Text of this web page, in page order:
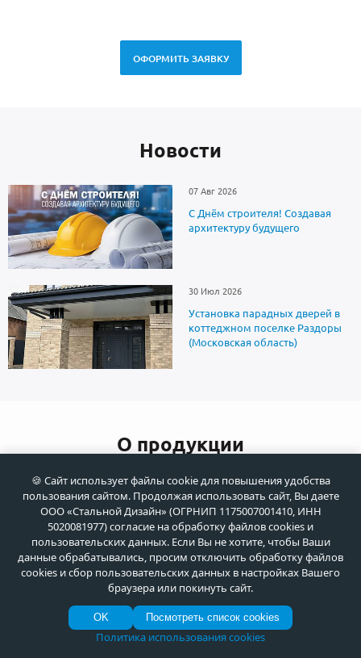
ОФОРМИТЬ ЗАЯВКУ
Новоcти
07 Авг 2026
С Днём строителя! Создавая
архитектуру будущего
30 Июл 2026
Установка парадных дверей в
коттеджном поселке Раздоры
(Московская область)
О продукции
Рейтинг ТОП-10 лучших дверей
с терморазрывом от
производителя – 2022-2023
Тренды в дизайне входных
🍪 Сайт использует файлы cookie для повышения удобства
пользования сайтом. Продолжая использовать сайт, Вы даете
ООО «Стальной Дизайн» (ОГРНИП 1175007001410, ИНН
5020081977) согласие на обработку файлов cookies и
пользовательских данных. Если Вы не хотите, чтобы Ваши
данные обрабатывались, просим отключить обработку файлов
cookies и сбор пользовательских данных в настройках Вашего
браузера или покинуть сайт.
OK Посмотреть список cookies
Политика использования cookies